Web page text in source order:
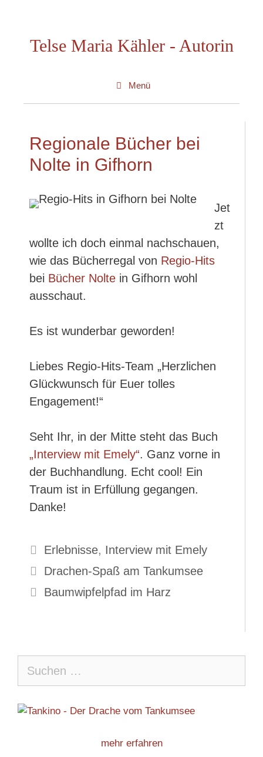
springenTelse Maria Kähler - Autorin
Menü
Regionale Bücher bei
Nolte in Gifhorn
Jet
zt
wollte ich doch einmal nachschauen,
wie das Bücherregal von Regio-Hits
bei Bücher Nolte in Gifhorn wohl
ausschaut.
Es ist wunderbar geworden!
Liebes Regio-Hits-Team „Herzlichen
Glückwunsch für Euer tolles
Engagement!“
Seht Ihr, in der Mitte steht das Buch
„Interview mit Emely“. Ganz vorne in
der Buchhandlung. Echt cool! Ein
Traum ist in Erfüllung gegangen.
Danke!
Kategorien
Erlebnisse, Interview mit Emely
Drachen-Spaß am Tankumsee
Baumwipfelpfad im Harz
nach:
mehr erfahren